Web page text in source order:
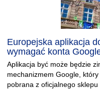
Europejska aplikacja
wymagać konta
Aplikacja być może będzie
mechanizmem Google,
pobrana z oficjalnego sklepu